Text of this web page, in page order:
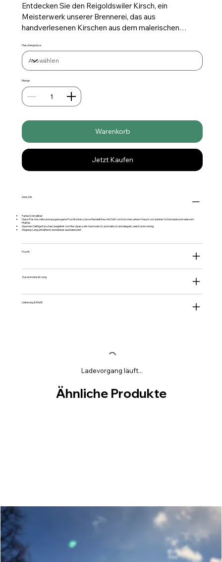
Entdecken Sie den Reigoldswiler Kirsch, ein
Meisterwerk unserer Brennerei, das aus
handverlesenen Kirschen aus dem malerischen
durch sein intensives Aroma und den vollmundigen
Geschmack, der unserer Hingabe und die Reinheit der
Schweizer Natur in jedem Tropfen einfängt.
Flaschengrösse
Menge
Warenkorb
Jetzt Kaufen
Sensorik
Farbe: Kristallklar
Nase: Frische, reife und ausgewogene Fruchtnoten, süsse Mandeltöne, mit Duft von Kirschen, einem Hauch von dunkler Schokolade und weissem
Pfeffer.
Gaumen: Saftige Kirschen, begleitet von Marzipan, sehr harmonisch, aromatisch und elegant, weich und cremig.
Abgang: Lang anhaltend, wunderbar ausbalanciert.
Frucht
Zusammensetzung
Lieferung & MwSt.
Ladevorgang läuft...
Ähnliche Produkte